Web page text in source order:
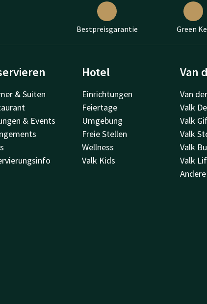
Bestpreisgarantie Green
& Suiten
& Events
Hotel
Einrichtungen
Feiertage
Umgebung
Freie Stellen
Wellness
Valk Kids
Van
Van
Valk
Valk
Valk
Valk
Valk